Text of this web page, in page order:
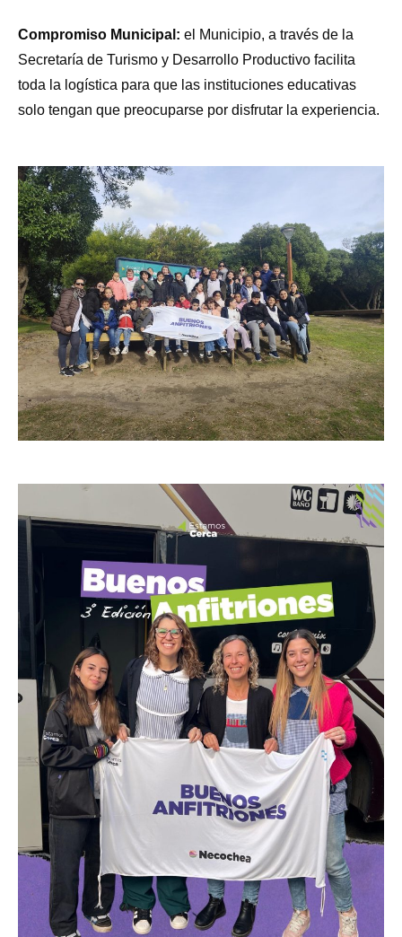
Compromiso Municipal: el Municipio, a través de la
Secretaría de Turismo y Desarrollo Productivo facilita
toda la logística para que las instituciones educativas
solo tengan que preocuparse por disfrutar la experiencia.